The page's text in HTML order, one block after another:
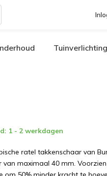
Tuinverlichting
1 - 2 werkdagen
ratel takkenschaar van
van maximaal 40 mm.